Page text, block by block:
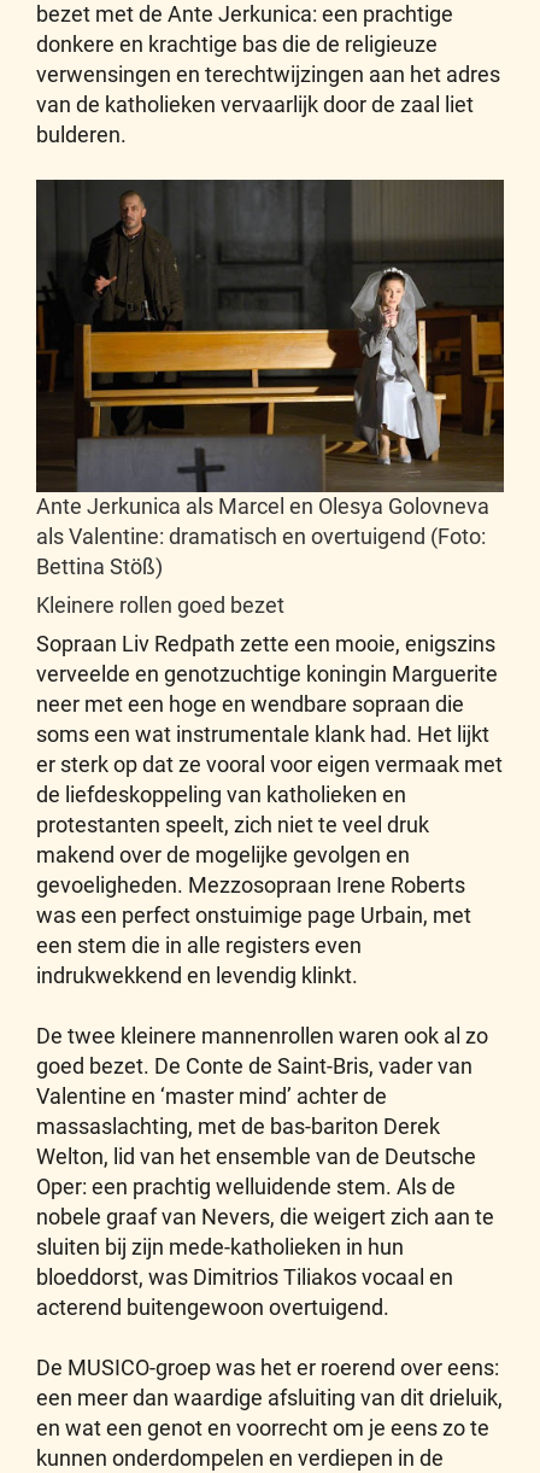
bezet met de Ante Jerkunica: een prachtige
donkere en krachtige bas die de religieuze
verwensingen en terechtwijzingen aan het adres
van de katholieken vervaarlijk door de zaal liet
bulderen.
Ante Jerkunica als Marcel en Olesya Golovneva
als Valentine: dramatisch en overtuigend (Foto:
Bettina Stöß)
Kleinere rollen goed bezet
Sopraan Liv Redpath zette een mooie, enigszins
verveelde en genotzuchtige koningin Marguerite
neer met een hoge en wendbare sopraan die
soms een wat instrumentale klank had. Het lijkt
er sterk op dat ze vooral voor eigen vermaak met
de liefdeskoppeling van katholieken en
protestanten speelt, zich niet te veel druk
makend over de mogelijke gevolgen en
gevoeligheden. Mezzosopraan Irene Roberts
was een perfect onstuimige page Urbain, met
een stem die in alle registers even
indrukwekkend en levendig klinkt.
De twee kleinere mannenrollen waren ook al zo
goed bezet. De Conte de Saint-Bris, vader van
Valentine en ‘master mind’ achter de
massaslachting, met de bas-bariton Derek
Welton, lid van het ensemble van de Deutsche
Oper: een prachtig welluidende stem. Als de
nobele graaf van Nevers, die weigert zich aan te
sluiten bij zijn mede-katholieken in hun
bloeddorst, was Dimitrios Tiliakos vocaal en
acterend buitengewoon overtuigend.
De MUSICO-groep was het er roerend over eens:
een meer dan waardige afsluiting van dit drieluik,
en wat een genot en voorrecht om je eens zo te
kunnen onderdompelen en verdiepen in de